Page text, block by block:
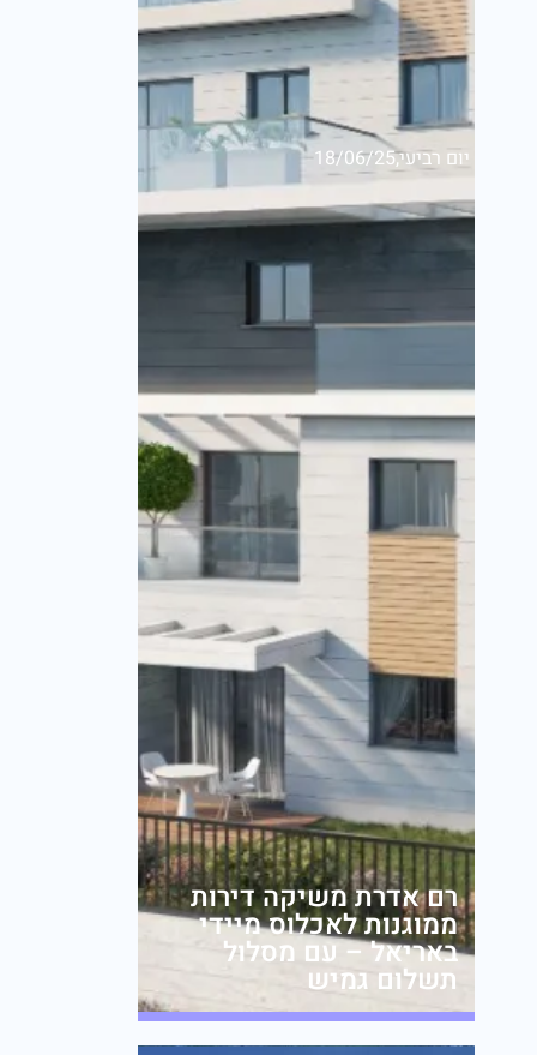
רם אדרת משיקה דירות
ממוגנות לאכלוס מיידי
באריאל – עם מסלול
תשלום גמיש
יום רביעי,18/06/25